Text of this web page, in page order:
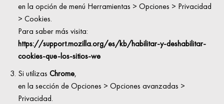
en la opción de menú Herramientas > Opciones > Privacidad
> Cookies.
Para saber más visita:
https://support.mozilla.org/es/kb/habilitar-y-deshabilitar-
cookies-que-los-sitios-we
Si utilizas Chrome,
en la sección de Opciones > Opciones avanzadas >
Privacidad.